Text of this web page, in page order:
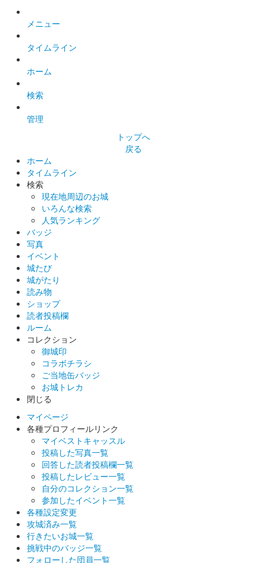
メニュー
タイムライン
ホーム
検索
管理
トップへ
戻る
ホーム
タイムライン
検索
現在地周辺のお城
いろんな検索
人気ランキング
バッジ
写真
イベント
城たび
城がたり
読み物
ショップ
読者投稿欄
ルーム
コレクション
御城印
コラボチラシ
ご当地缶バッジ
お城トレカ
閉じる
マイページ
各種プロフィールリンク
マイベストキャッスル
投稿した写真一覧
回答した読者投稿欄一覧
投稿したレビュー一覧
自分のコレクション一覧
参加したイベント一覧
各種設定変更
攻城済み一覧
行きたいお城一覧
挑戦中のバッジ一覧
フォローした団員一覧